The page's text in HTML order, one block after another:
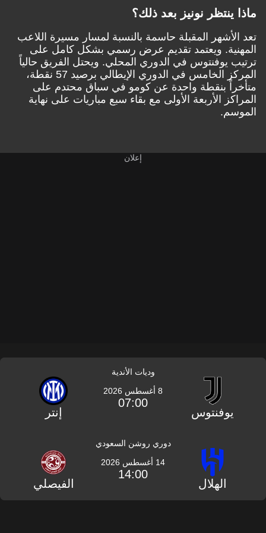
ماذا ينتظر نونيز بعد ذلك؟
تعد الأشهر المقبلة حاسمة بالنسبة لمسار مسيرة اللاعب
المهنية. ويعتمد تقديم عرض رسمي بشكل كامل على
ترتيب يوفنتوس في الدوري المحلي. ويحتل الفريق حالياً
المركز الخامس في الدوري الإيطالي برصيد 57 نقطة،
متأخراً بنقطة واحدة عن كومو في سباق محتدم على
المراكز الأربعة الأولى مع بقاء سبع مباريات على نهاية
الموسم.
وديات الأندية
يوفنتوس
8 أغسطس 2026
07:00
إنتر
دوري روشن السعودي
الهلال
14 أغسطس 2026
14:00
الفيصلي